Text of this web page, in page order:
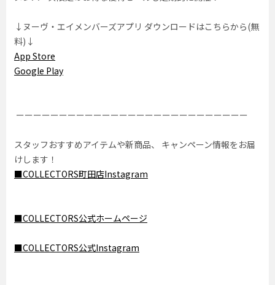
↓ヌーヴ・エイメンバーズアプリ ダウンロードはこちらから(無
料)↓
App Store
Google Play
ーーーーーーーーーーーーーーーーーーーーーーーーーーー
スタッフおすすめアイテムや新商品、 キャンペーン情報をお届
けします！
■COLLECTORS町田店Instagram
■COLLECTORS公式ホームページ
■COLLECTORS公式Instagram